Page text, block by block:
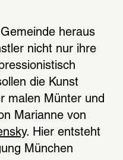
heraus
nicht nur ihre
die Kunst
malen Münter und
Marianne von
. Hier entsteht
München